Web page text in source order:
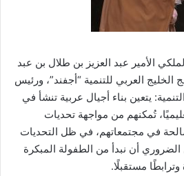
الأمير عبد العزيز بن طلال بن عبد
الخليج العربي للتنمية “أجفند”، ورئيس
يتعين بناء أجيال عربية تنشأ في
تُمكنهم من مواجهة تحديات
في مجتمعاتهم، في ظل التحديات
الضروري أن نبدأ من الطفولة المبكرة
مستقبلًا.